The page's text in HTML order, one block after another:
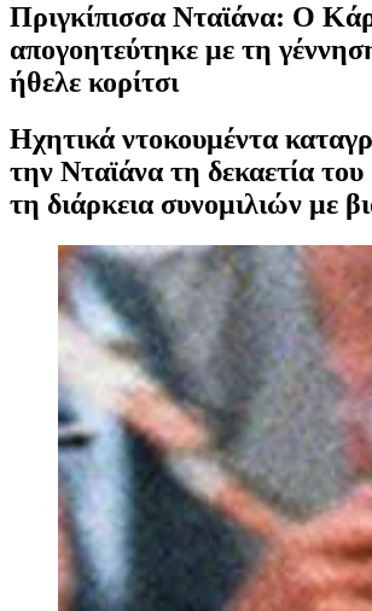
Πριγκίπισσα Νταϊάνα: Ο
απογοητεύτηκε με τη
ήθελε κορίτσι
Ηχητικά ντοκουμέντα
την Νταϊάνα τη δεκαετία
τη διάρκεια συνομιλιών με